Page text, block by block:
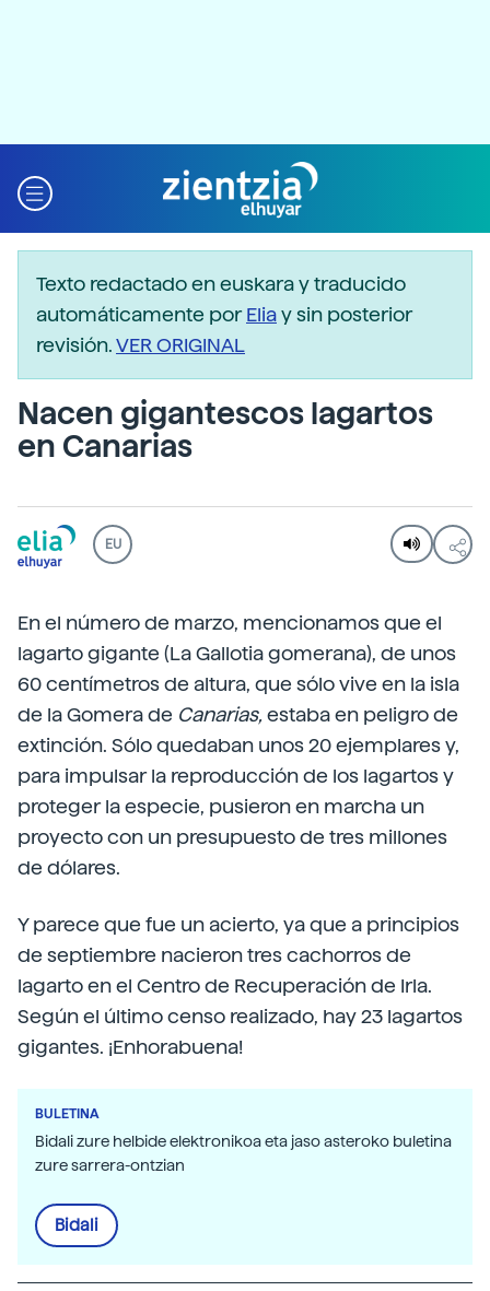
Texto redactado en euskara y traducido
automáticamente porEliay sin posterior
revisión.VER ORIGINAL
Nacen gigantescos lagartos
en Canarias
EU
En el número de marzo, mencionamos que el
lagarto gigante (La Gallotia gomerana), de unos
60 centímetros de altura, que sólo vive en la isla
de la Gomera de Canarias,estaba en peligro de
extinción. Sólo quedaban unos 20 ejemplares y,
para impulsar la reproducción de los lagartos y
proteger la especie, pusieron en marcha un
proyecto con un presupuesto de tres millones
de dólares.
Y parece que fue un acierto, ya que a principios
de septiembre nacieron tres cachorros de
lagarto en el Centro de Recuperación de Irla.
Según el último censo realizado, hay 23 lagartos
gigantes. ¡Enhorabuena!
BULETINA
Bidali zure helbide elektronikoa eta jaso asteroko buletina
zure sarrera-ontzian
Bidali